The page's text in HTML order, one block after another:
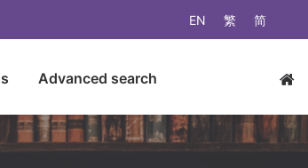
EN 繁 简
Advanced search